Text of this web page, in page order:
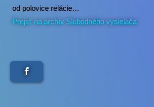
od polovice relácie…
Prejsť na archív Slobodného vysielača